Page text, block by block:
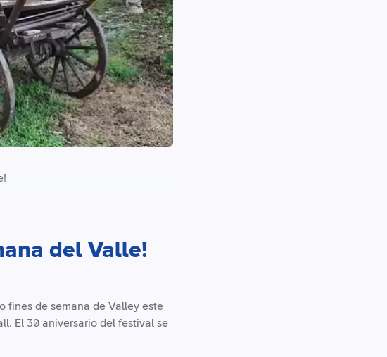
del Valle!
fines de semana de Valley este
El 30 aniversario del festival se